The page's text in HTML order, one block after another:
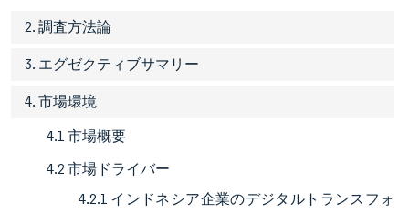
2. 調査方法論
3. エグゼクティブサマリー
4. 市場環境
4.1 市場概要
4.2 市場ドライバー
4.2.1 インドネシア企業のデジタルトランスフォ